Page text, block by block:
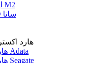
SSD اینترنال M2
حافظه SSD ساتا
هارد
هارد اکسترنال Adata
هارد اکسترنال Seagate